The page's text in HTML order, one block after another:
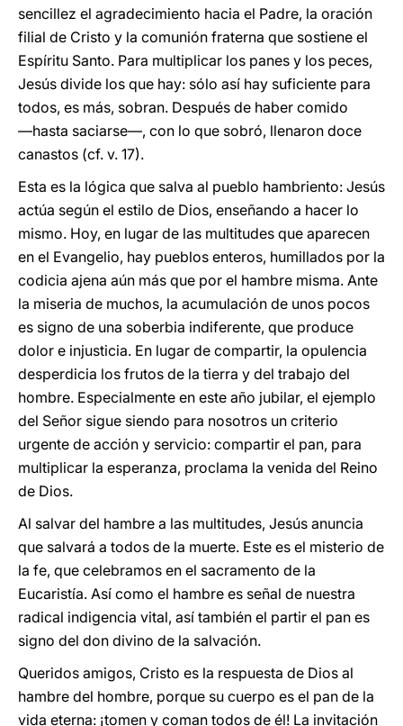
sencillez el agradecimiento hacia el Padre, la oración
filial de Cristo y la comunión fraterna que sostiene el
Espíritu Santo. Para multiplicar los panes y los peces,
Jesús divide los que hay: sólo así hay suficiente para
todos, es más, sobran. Después de haber comido
―hasta saciarse―, con lo que sobró, llenaron doce
canastos (cf. v. 17).
Esta es la lógica que salva al pueblo hambriento: Jesús
actúa según el estilo de Dios, enseñando a hacer lo
mismo. Hoy, en lugar de las multitudes que aparecen
en el Evangelio, hay pueblos enteros, humillados por la
codicia ajena aún más que por el hambre misma. Ante
la miseria de muchos, la acumulación de unos pocos
es signo de una soberbia indiferente, que produce
dolor e injusticia. En lugar de compartir, la opulencia
desperdicia los frutos de la tierra y del trabajo del
hombre. Especialmente en este año jubilar, el ejemplo
del Señor sigue siendo para nosotros un criterio
urgente de acción y servicio: compartir el pan, para
multiplicar la esperanza, proclama la venida del Reino
de Dios.
Al salvar del hambre a las multitudes, Jesús anuncia
que salvará a todos de la muerte. Este es el misterio de
la fe, que celebramos en el sacramento de la
Eucaristía. Así como el hambre es señal de nuestra
radical indigencia vital, así también el partir el pan es
signo del don divino de la salvación.
Queridos amigos, Cristo es la respuesta de Dios al
hambre del hombre, porque su cuerpo es el pan de la
vida eterna: ¡tomen y coman todos de él! La invitación